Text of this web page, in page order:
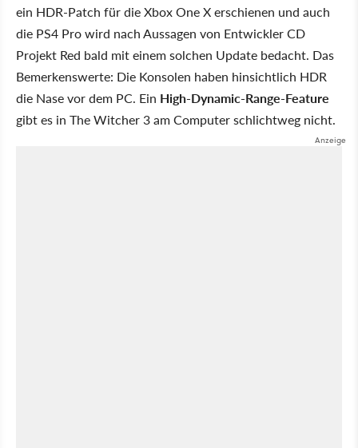
ein HDR-Patch für die Xbox One X erschienen und auch
die PS4 Pro wird nach Aussagen von Entwickler CD
Projekt Red bald mit einem solchen Update bedacht. Das
Bemerkenswerte: Die Konsolen haben hinsichtlich HDR
die Nase vor dem PC. Ein High-Dynamic-Range-Feature
gibt es in The Witcher 3 am Computer schlichtweg nicht.